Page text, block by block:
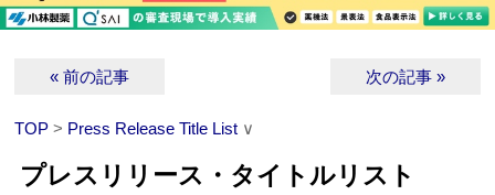
« 前の記事 次の記事 »
TOP > Press Release Title List ∨
プレスリリース・タイトルリスト